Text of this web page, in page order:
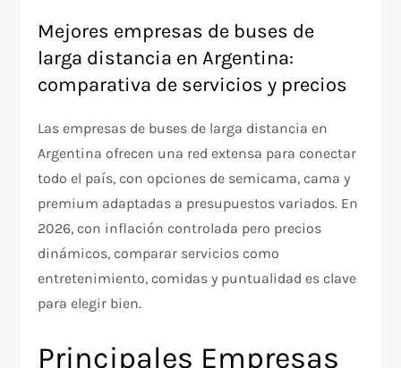
Mejores empresas de buses de
larga distancia en Argentina:
comparativa de servicios y precios
Las empresas de buses de larga distancia en
Argentina ofrecen una red extensa para conectar
todo el país, con opciones de semicama, cama y
premium adaptadas a presupuestos variados. En
2026, con inflación controlada pero precios
dinámicos, comparar servicios como
entretenimiento, comidas y puntualidad es clave
para elegir bien.
Principales Empresas